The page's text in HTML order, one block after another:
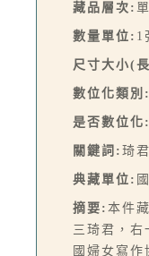
藏品層次:
數量單位: 1
尺寸大小(
數位化類別:
是否數位化:
關鍵詞: 琦
典藏單位:
摘要: 本件
三琦君，右
國婦女寫